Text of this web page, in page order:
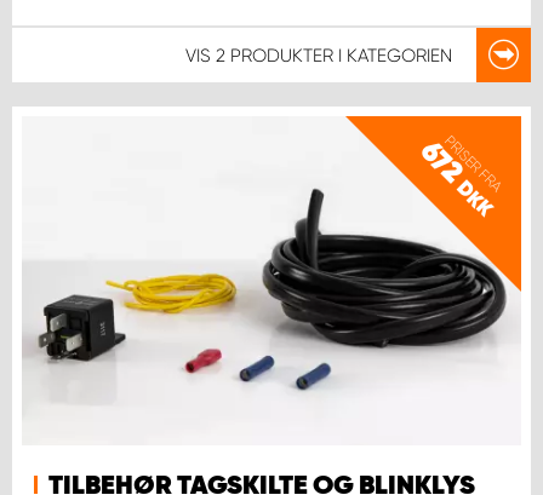
VIS 2 PRODUKTER I KATEGORIEN
PRISER FRA
672
DKK
TILBEHØR TAGSKILTE OG BLINKLYS